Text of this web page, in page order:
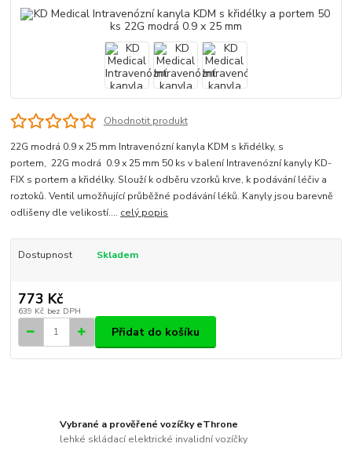
Ohodnotit produkt
22G modrá 0.9 x 25 mm Intravenózní kanyla KDM s křidélky, s
portem, 22G modrá 0.9 x 25 mm 50 ks v balení Intravenózní kanyly KD-
FIX s portem a křidélky. Slouží k odběru vzorků krve, k podávání léčiv a
roztoků. Ventil umožňující průběžné podávání léků. Kanyly jsou barevně
odlišeny dle velikostí.... celý popis
Dostupnost Skladem
773 Kč
639 Kč bez DPH
Přidat do košíku
Vybrané a prověřené vozíčky eThrone
lehké skládací elektrické invalidní vozíčky